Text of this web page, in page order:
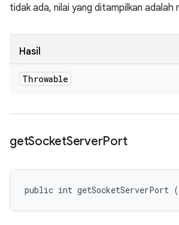
tidak ada, nilai yang ditampilkan adalah
Hasil
Throwable
getSocketServerPort
public int getSocketServerPort